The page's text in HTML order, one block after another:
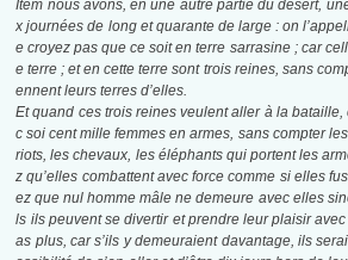
Item nous avons, en une autre partie du désert,
x journées de long et quarante de large : on
e croyez pas que ce soit en terre sarrasine ; car
e terre ; et en cette terre sont trois reines, sans
ennent leurs terres d’elles.
Et quand ces trois reines veulent aller à la bataille,
c soi cent mille femmes en armes, sans compter
riots, les chevaux, les éléphants qui portent les
z qu’elles combattent avec force comme si elles
ez que nul homme mâle ne demeure avec elles
ls ils peuvent se divertir et prendre leur plaisir
as plus, car s’ils y demeuraient davantage, ils